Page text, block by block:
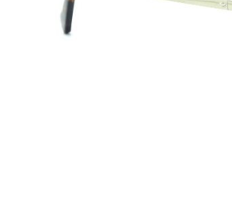
Filterkategorie:
Größe:
52/17 140 (Brillenbreite-
Stylische Fossil Sonnenbrille